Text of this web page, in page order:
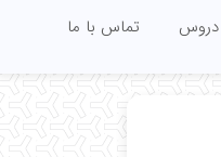
دروس تماس با ما